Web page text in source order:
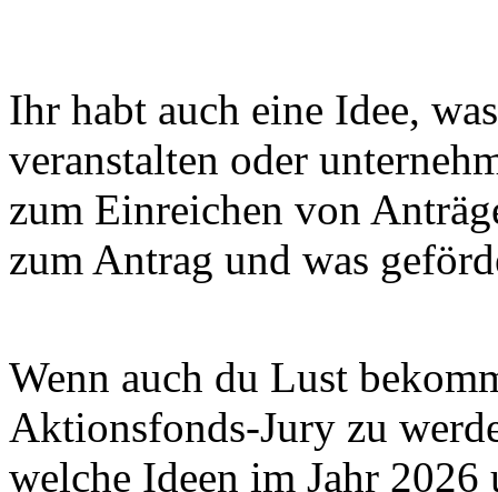
Ihr habt auch eine Idee,
veranstalten oder
zum Einreichen von
zum Antrag und was
Wenn auch du Lust
Aktionsfonds-Jury zu
welche Ideen im Jahr 2026